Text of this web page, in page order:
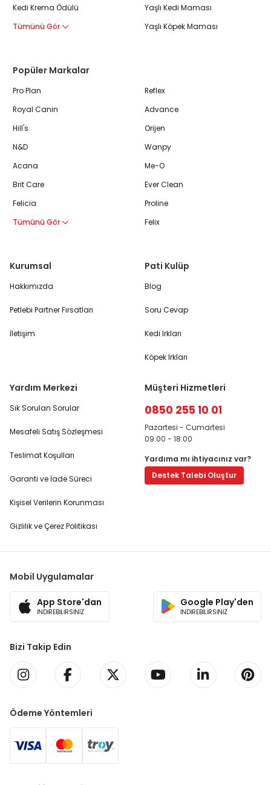
Kedi Krema Ödülü
Tümünü Gör
Yaşlı Kedi Maması
Yaşlı Köpek Maması
Popüler Markalar
Pro Plan
Royal Canin
Hill's
N&D
Acana
Brit Care
Felicia
Tümünü Gör
Reflex
Advance
Orijen
Wanpy
Me-O
Ever Clean
Proline
Felix
Kurumsal
Hakkımızda
Petlebi Partner Fırsatları
İletişim
Pati Kulüp
Blog
Soru Cevap
Kedi Irkları
Köpek Irkları
Yardım Merkezi
Sık Sorulan Sorular
Mesafeli Satış Sözleşmesi
Teslimat Koşulları
Garanti ve İade Süreci
Kişisel Verilerin Korunması
Gizlilik ve Çerez Politikası
Müşteri Hizmetleri
0850 255 10 01
Pazartesi - Cumartesi
09:00 - 18:00
Yardıma mı ihtiyacınız var?
Destek Talebi Oluştur
Mobil Uygulamalar
App Store'dan
İNDİREBİLİRSİNİZ
Google Play'den
İNDİREBİLİRSİNİZ
Bizi Takip Edin
Ödeme Yöntemleri